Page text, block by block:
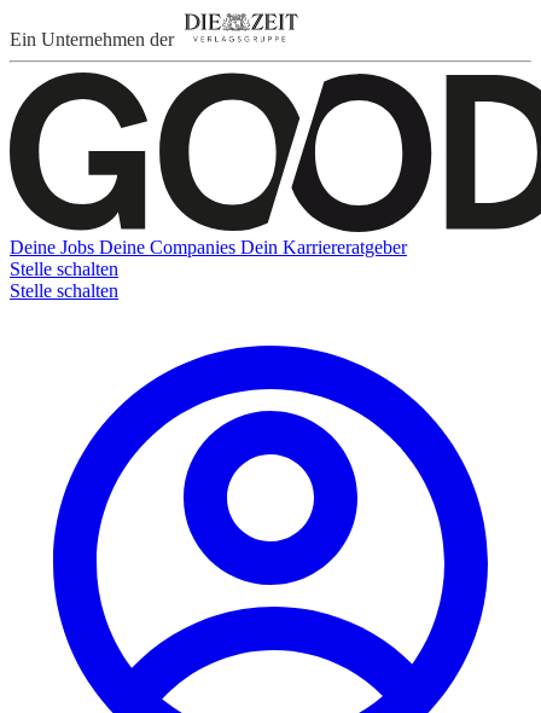
Ein Unternehmen der
Deine Jobs Deine Companies Dein Karriereratgeber
Stelle schalten
Stelle schalten